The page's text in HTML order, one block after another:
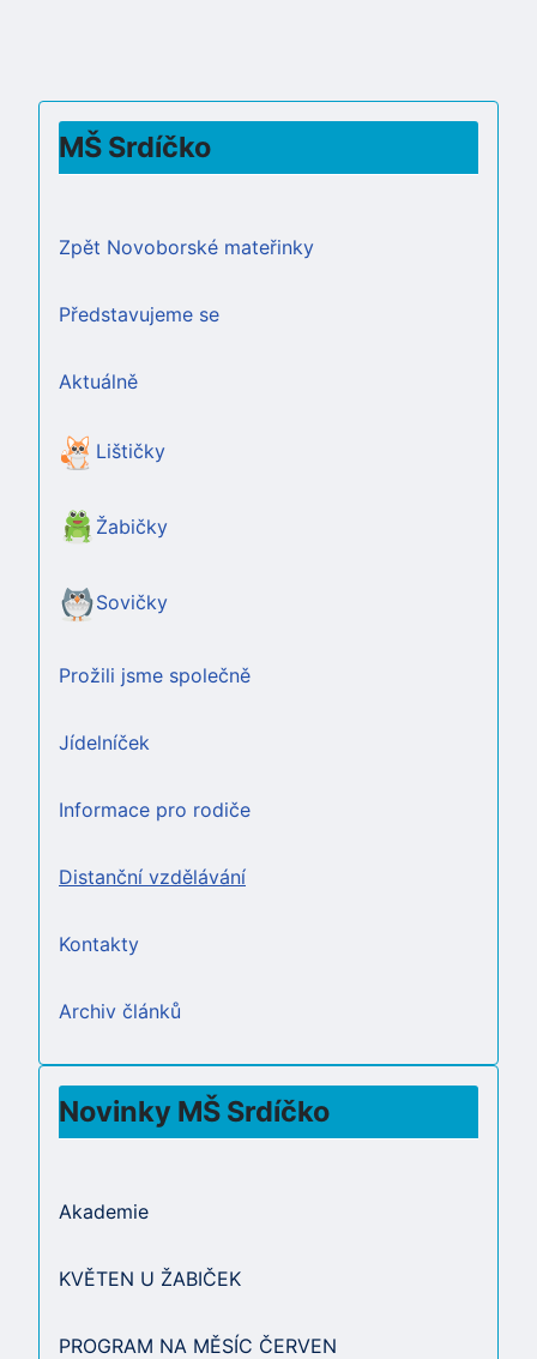
MŠ Srdíčko
Zpět Novoborské mateřinky
Představujeme se
Aktuálně
Lištičky
Žabičky
Sovičky
Prožili jsme společně
Jídelníček
Informace pro rodiče
Distanční vzdělávání
Kontakty
Archiv článků
Novinky MŠ Srdíčko
Akademie
KVĚTEN U ŽABIČEK
PROGRAM NA MĚSÍC ČERVEN